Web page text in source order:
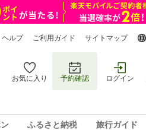
ヘルプ ご利用ガイド サイトマップ
お気に入り 予約確認 ログイン
ふるさと納税 旅行ガイド